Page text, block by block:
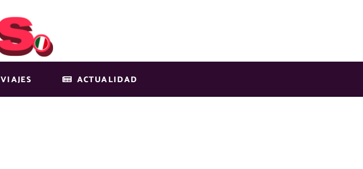
VIAJES ACTUALIDAD